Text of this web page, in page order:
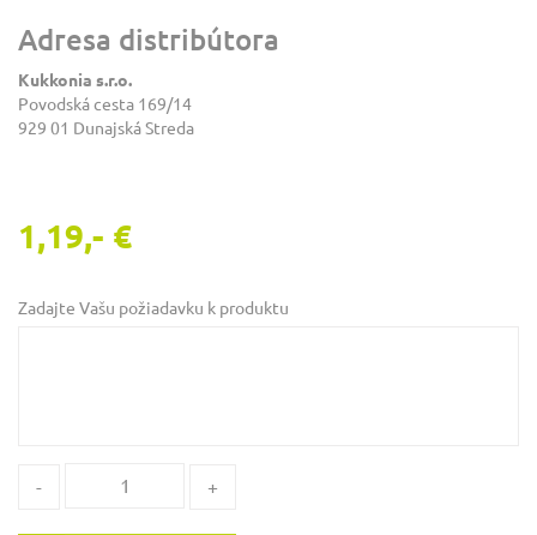
Adresa distribútora
Kukkonia s.r.o.
Povodská cesta 169/14
929 01 Dunajská Streda
1,19,- €
Zadajte Vašu požiadavku k produktu
- +